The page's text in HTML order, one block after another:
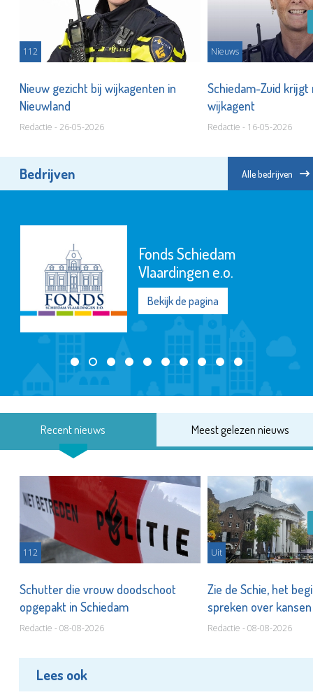
112
Nieuw gezicht bij wijkagenten in
Nieuwland
Redactie - 26-05-2026
Nieuws
Schiedam-Zuid krijgt
wijkagent
Redactie - 16-05-2026
Bedrijven Alle bedrijven
Fonds Schiedam
Vlaardingen e.o.
Bekijk de pagina
Recent nieuws Meest gelezen nieuws
112
Schutter die vrouw doodschoot
opgepakt in Schiedam
Redactie - 08-08-2026
Uit
Zie de Schie, het
spreken over
Redactie - 08-08-2026
Lees ook